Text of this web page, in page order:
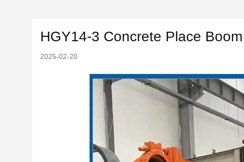
HGY14-3 Concrete Place
2025-02-20